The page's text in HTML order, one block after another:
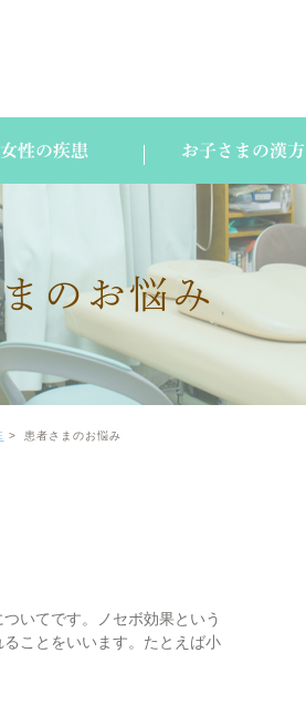
女性の疾患 お子さまの漢方
のお悩み
患者さまのお悩み
いてです。ノセボ効果という
ことをいいます。たとえば小